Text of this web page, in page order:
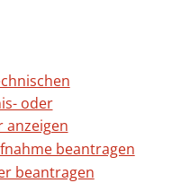
oder
anzeigen
beantragen
beantragen